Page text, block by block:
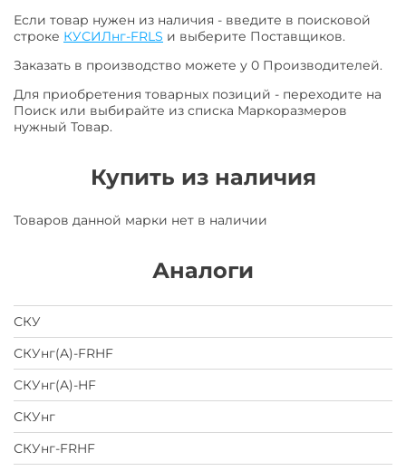
Если товар нужен из наличия - введите в поисковой
строке КУСИЛнг-FRLS и выберите Поставщиков.
Заказать в производство можете у 0 Производителей.
Для приобретения товарных позиций - переходите на
Поиск или выбирайте из списка Маркоразмеров
нужный Товар.
Купить из наличия
Товаров данной марки нет в наличии
Аналоги
СКУ
СКУнг(A)-FRHF
СКУнг(A)-HF
СКУнг
СКУнг-FRHF